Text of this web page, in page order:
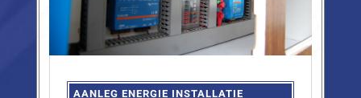
AANLEG ENERGIE INSTALLATIE